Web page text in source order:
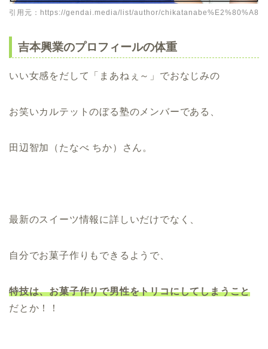
引用元：https://gendai.media/list/author/chikatanabe%E2%80%A8
吉本興業のプロフィールの体重
いい女感をだして「まあねぇ～」でおなじみの
お笑いカルテットのぼる塾のメンバーである、
田辺智加（たなべ ちか）さん。
最新のスイーツ情報に詳しいだけでなく、
自分でお菓子作りもできるようで、
特技は、お菓子作りで男性をトリコにしてしまうこと
だとか！！